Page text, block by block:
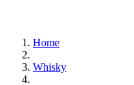
Home
Whisky